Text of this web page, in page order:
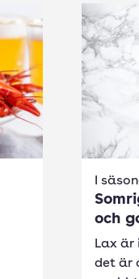
I
och
Lax
det är